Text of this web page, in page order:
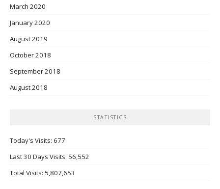
March 2020
January 2020
August 2019
October 2018
September 2018
August 2018
STATISTICS
Today's Visits: 677
Last 30 Days Visits: 56,552
Total Visits: 5,807,653